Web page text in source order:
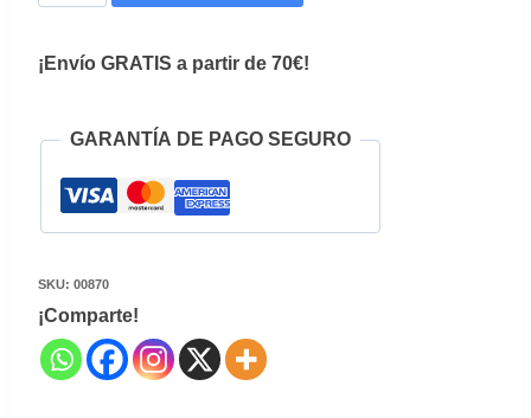
Estampada
¡Envío GRATIS a partir de 70€!
GARANTÍA DE PAGO SEGURO
SKU: 00870
¡Comparte!